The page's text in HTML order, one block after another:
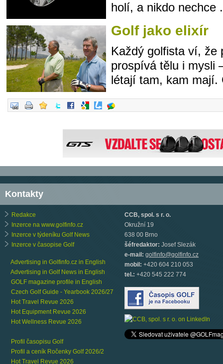
holí, a nikdo nechce
Golf jako elixír
Každý golfista ví, že
prospívá tělu i mysli
létají tam, kam mají.
Kontakty
Redakce
Inzerce na www.golfinfo.cz
Inzerce v týdeníku Golf News
Inzerce v časopise Golf
Advertising in Golfinfo.cz in English
Advertising in Golf News in English
GOLF magazine profile in English
Czech Golf Guide - Yearbook 2026/27
Hot Travel Revue 2026
Hot Equipment Revue 2026
Hot Wellness Revue 2026
Profil časopisu Golf
Profil a ceník Ročenky Golf 2026/2
Hot Travel Revue 2026
CCB, spol. s r. o.
Okružní 19
638 00 Brno
šéfredaktor: Josef Slezák
e-mail: golfinfo@golfinfo.cz
mobil: +420 604 210 053
tel.: +420 545 222 774